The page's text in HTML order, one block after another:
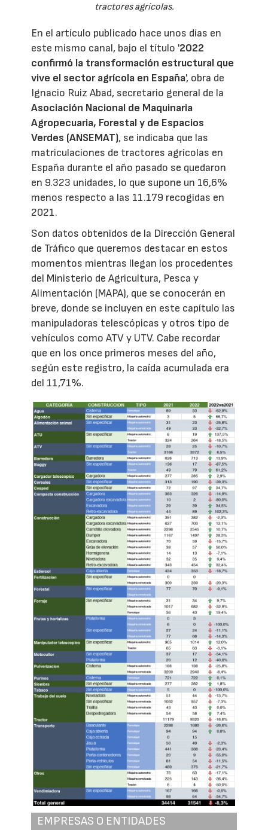
tractores agrícolas.
En el artículo publicado hace unos días en
este mismo canal, bajo el título '2022
confirmó la transformación estructural que
vive el sector agrícola en España', obra de
Ignacio Ruiz Abad, secretario general de la
Asociación Nacional de Maquinaria
Agropecuaria, Forestal y de Espacios
Verdes (ANSEMAT), se indicaba que las
matriculaciones de tractores agrícolas en
España durante el año pasado se quedaron
en 9.323 unidades, lo que supone un 16,6%
menos respecto a las 11.179 recogidas en
2021.
Son datos obtenidos de la Dirección General
de Tráfico que queremos destacar en estos
momentos mientras llegan los procedentes
del Ministerio de Agricultura, Pesca y
Alimentación (MAPA), que se conocerán en
breve, donde se incluyen en este capítulo las
manipuladoras telescópicas y otros tipo de
vehículos como ATV y UTV. Cabe recordar
que en los once primeros meses del año,
según este registro, la caída acumulada era
del 11,71%.
EMPRESAS O ENTIDADES